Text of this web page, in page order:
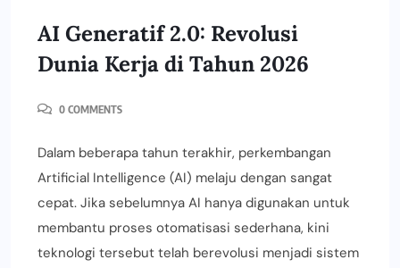
AI Generatif 2.0: Revolusi
Dunia Kerja di Tahun 2026
0 COMMENTS
Dalam beberapa tahun terakhir, perkembangan
Artificial Intelligence (AI) melaju dengan sangat
cepat. Jika sebelumnya AI hanya digunakan untuk
membantu proses otomatisasi sederhana, kini
teknologi tersebut telah berevolusi menjadi sistem